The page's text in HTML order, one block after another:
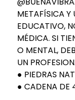
METAFÍSICA Y
EDUCATIVO,
MÉDICA. SI
O MENTAL,
UN
● PIEDRAS
● CADENA DE